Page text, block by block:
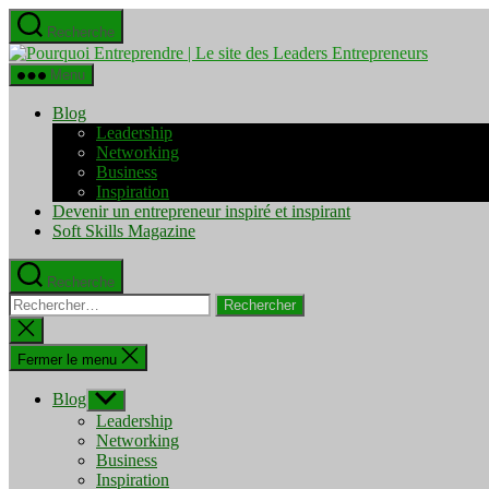
Aller
au
contenu
Recherche
Pourquoi
Menu
Blog
Leadership
Networking
Business
Inspiration
Devenir un entrepreneur inspiré et inspirant
Soft Skills Magazine
Recherche
Rechercher :
Fermer
la
recherche
Fermer le menu
Blog Afficher
le
sous-
menu
Leadership
Networking
Business
Inspiration